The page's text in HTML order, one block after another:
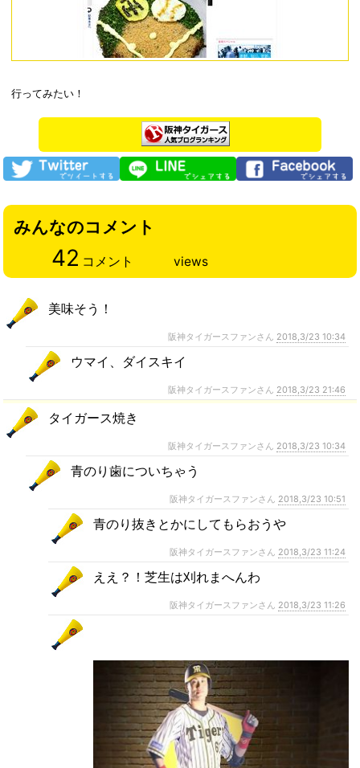
行ってみたい！
みんなのコメント
42 コメント views
美味そう！
阪神タイガースファンさん 2018,3/23 10:34
ウマイ、ダイスキイ
阪神タイガースファンさん 2018,3/23 21:46
タイガース焼き
阪神タイガースファンさん 2018,3/23 10:34
青のり歯についちゃう
阪神タイガースファンさん 2018,3/23 10:51
青のり抜きとかにしてもらおうや
阪神タイガースファンさん 2018,3/23 11:24
ええ？！芝生は刈れまへんわ
阪神タイガースファンさん 2018,3/23 11:26